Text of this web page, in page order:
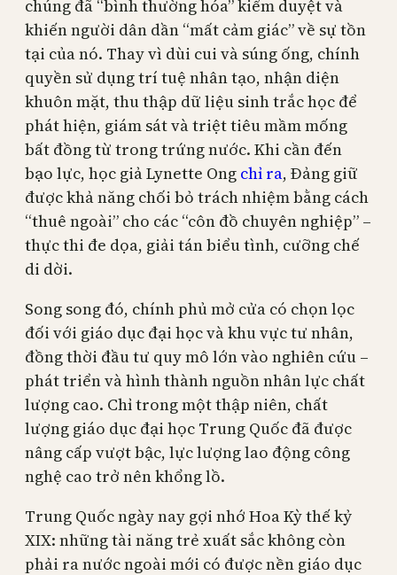
chúng đã “bình thường hóa” kiểm duyệt và
khiến người dân dần “mất cảm giác” về sự tồn
tại của nó. Thay vì dùi cui và súng ống, chính
quyền sử dụng trí tuệ nhân tạo, nhận diện
khuôn mặt, thu thập dữ liệu sinh trắc học để
phát hiện, giám sát và triệt tiêu mầm mống
bất đồng từ trong trứng nước. Khi cần đến
bạo lực, học giả Lynette Ong chỉ ra, Đảng giữ
được khả năng chối bỏ trách nhiệm bằng cách
“thuê ngoài” cho các “côn đồ chuyên nghiệp” –
thực thi đe dọa, giải tán biểu tình, cưỡng chế
di dời.
Song song đó, chính phủ mở cửa có chọn lọc
đối với giáo dục đại học và khu vực tư nhân,
đồng thời đầu tư quy mô lớn vào nghiên cứu –
phát triển và hình thành nguồn nhân lực chất
lượng cao. Chỉ trong một thập niên, chất
lượng giáo dục đại học Trung Quốc đã được
nâng cấp vượt bậc, lực lượng lao động công
nghệ cao trở nên khổng lồ.
Trung Quốc ngày nay gợi nhớ Hoa Kỳ thế kỷ
XIX: những tài năng trẻ xuất sắc không còn
phải ra nước ngoài mới có được nền giáo dục